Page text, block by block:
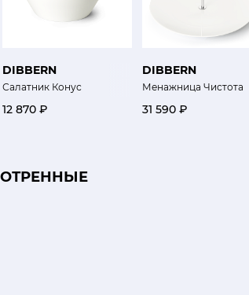
DIBBERN
Салатник Конус
12 870 ₽
DIBBERN
Менажница Чистота
31 590 ₽